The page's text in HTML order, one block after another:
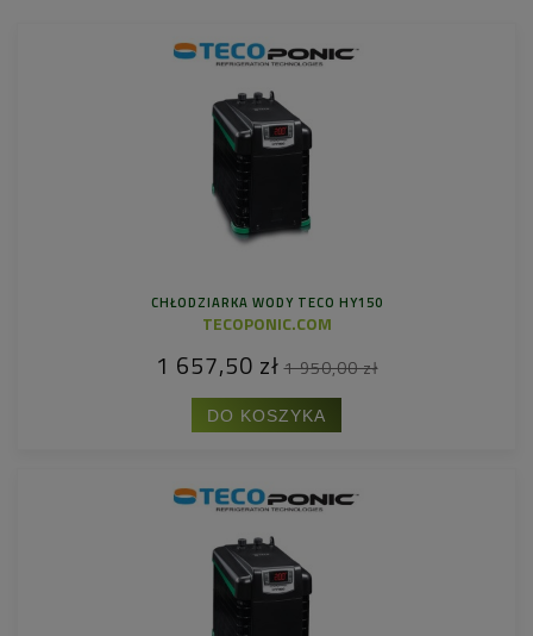
CHŁODZIARKA WODY TECO HY150
TECOPONIC.COM
1 657,50 zł 1 950,00 zł
DO KOSZYKA